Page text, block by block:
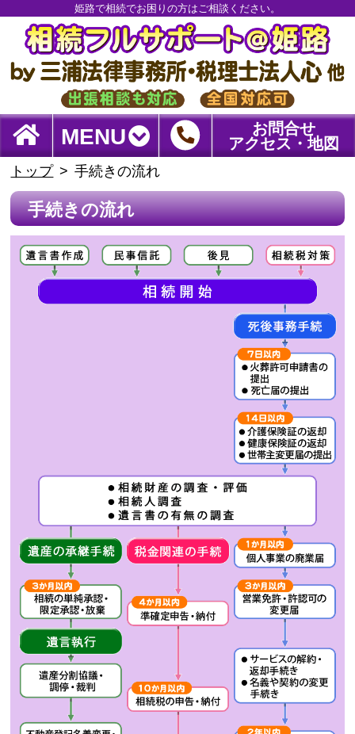
姫路で相続でお困りの方はご相談ください。
MENU
お問合せ
アクセス・地図
トップ 手続きの流れ
手続きの流れ